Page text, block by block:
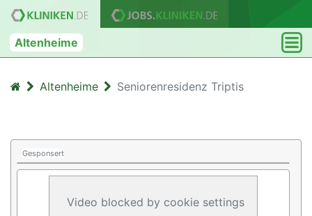
Altenheime
Altenheime Seniorenresidenz Triptis
Gesponsert
Video blocked by cookie settings